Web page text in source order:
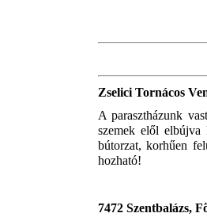
Zselici Tornácos
A parasztházunk
szemek elől
bútorzat, korhűen
hozható!
7472 Szentbalázs,